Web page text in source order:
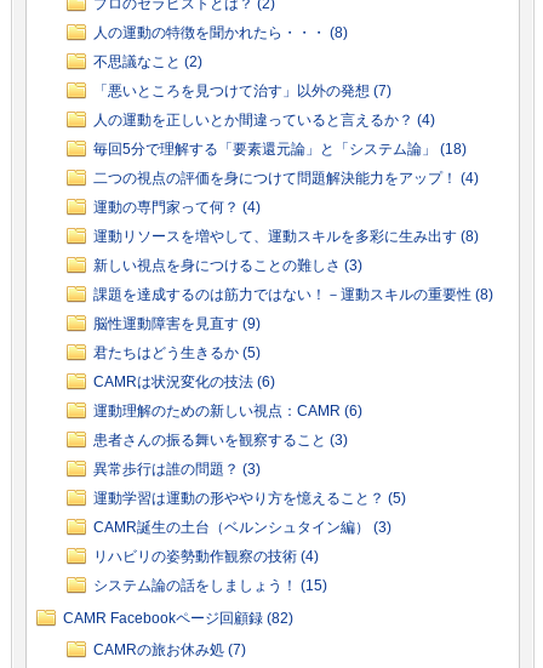
人の運動の特徴を聞かれたら・・・ (8)
不思議なこと (2)
「悪いところを見つけて治す」以外の発想 (7)
人の運動を正しいとか間違っていると言えるか？ (4)
毎回5分で理解する「要素還元論」と「システム論」 (18)
二つの視点の評価を身につけて問題解決能力をアップ！ (4)
運動の専門家って何？ (4)
運動リソースを増やして、運動スキルを多彩に生み出す (8)
新しい視点を身につけることの難しさ (3)
課題を達成するのは筋力ではない！－運動スキルの重要性 (8)
脳性運動障害を見直す (9)
君たちはどう生きるか (5)
CAMRは状況変化の技法 (6)
運動理解のための新しい視点：CAMR (6)
患者さんの振る舞いを観察すること (3)
異常歩行は誰の問題？ (3)
運動学習は運動の形ややり方を憶えること？ (5)
CAMR誕生の土台（ベルンシュタイン編） (3)
リハビリの姿勢動作観察の技術 (4)
システム論の話をしましょう！ (15)
CAMR Facebookページ回顧録 (82)
CAMRの旅お休み処 (7)